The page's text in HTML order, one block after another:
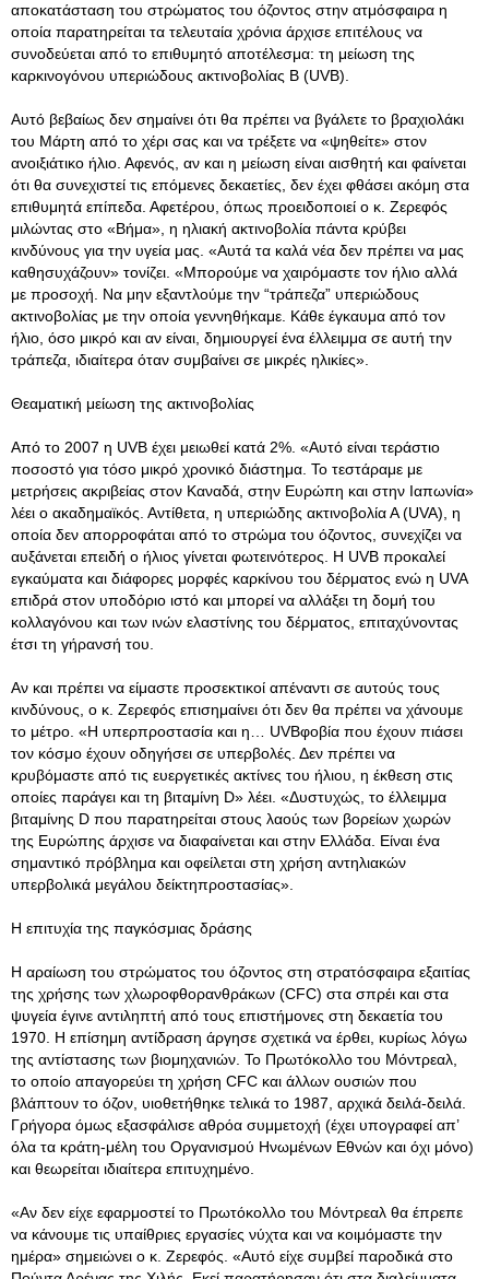
αποκατάσταση του στρώματος του όζοντος στην ατμόσφαιρα η
οποία παρατηρείται τα τελευταία χρόνια άρχισε επιτέλους να
συνοδεύεται από το επιθυμητό αποτέλεσμα: τη μείωση της
καρκινογόνου υπεριώδους ακτινοβολίας Β (UVB).
Αυτό βεβαίως δεν σημαίνει ότι θα πρέπει να βγάλετε το βραχιολάκι
του Μάρτη από το χέρι σας και να τρέξετε να «ψηθείτε» στον
ανοιξιάτικο ήλιο. Αφενός, αν και η μείωση είναι αισθητή και φαίνεται
ότι θα συνεχιστεί τις επόμενες δεκαετίες, δεν έχει φθάσει ακόμη στα
επιθυμητά επίπεδα. Αφετέρου, όπως προειδοποιεί ο κ. Ζερεφός
μιλώντας στο «Βήμα», η ηλιακή ακτινοβολία πάντα κρύβει
κινδύνους για την υγεία μας. «Αυτά τα καλά νέα δεν πρέπει να μας
καθησυχάζουν» τονίζει. «Μπορούμε να χαιρόμαστε τον ήλιο αλλά
με προσοχή. Να μην εξαντλούμε την “τράπεζα” υπεριώδους
ακτινοβολίας με την οποία γεννηθήκαμε. Κάθε έγκαυμα από τον
ήλιο, όσο μικρό και αν είναι, δημιουργεί ένα έλλειμμα σε αυτή την
τράπεζα, ιδιαίτερα όταν συμβαίνει σε μικρές ηλικίες».
Θεαματική μείωση της ακτινοβολίας
Από το 2007 η UVB έχει μειωθεί κατά 2%. «Αυτό είναι τεράστιο
ποσοστό για τόσο μικρό χρονικό διάστημα. Το τεστάραμε με
μετρήσεις ακριβείας στον Καναδά, στην Ευρώπη και στην Ιαπωνία»
λέει ο ακαδημαϊκός. Αντίθετα, η υπεριώδης ακτινοβολία Α (UVA), η
οποία δεν απορροφάται από το στρώμα του όζοντος, συνεχίζει να
αυξάνεται επειδή ο ήλιος γίνεται φωτεινότερος. Η UVB προκαλεί
εγκαύματα και διάφορες μορφές καρκίνου του δέρματος ενώ η UVA
επιδρά στον υποδόριο ιστό και μπορεί να αλλάξει τη δομή του
κολλαγόνου και των ινών ελαστίνης του δέρματος, επιταχύνοντας
έτσι τη γήρανσή του.
Αν και πρέπει να είμαστε προσεκτικοί απέναντι σε αυτούς τους
κινδύνους, ο κ. Ζερεφός επισημαίνει ότι δεν θα πρέπει να χάνουμε
το μέτρο. «Η υπερπροστασία και η… UVBφοβία που έχουν πιάσει
τον κόσμο έχουν οδηγήσει σε υπερβολές. Δεν πρέπει να
κρυβόμαστε από τις ευεργετικές ακτίνες του ήλιου, η έκθεση στις
οποίες παράγει και τη βιταμίνη D» λέει. «Δυστυχώς, το έλλειμμα
βιταμίνης D που παρατηρείται στους λαούς των βορείων χωρών
της Ευρώπης άρχισε να διαφαίνεται και στην Ελλάδα. Είναι ένα
σημαντικό πρόβλημα και οφείλεται στη χρήση αντηλιακών
υπερβολικά μεγάλου δείκτηπροστασίας».
Η επιτυχία της παγκόσμιας δράσης
Η αραίωση του στρώματος του όζοντος στη στρατόσφαιρα εξαιτίας
της χρήσης των χλωροφθορανθράκων (CFC) στα σπρέι και στα
ψυγεία έγινε αντιληπτή από τους επιστήμονες στη δεκαετία του
1970. Η επίσημη αντίδραση άργησε σχετικά να έρθει, κυρίως λόγω
της αντίστασης των βιομηχανιών. Το Πρωτόκολλο του Μόντρεαλ,
το οποίο απαγορεύει τη χρήση CFC και άλλων ουσιών που
βλάπτουν το όζον, υιοθετήθηκε τελικά το 1987, αρχικά δειλά-δειλά.
Γρήγορα όμως εξασφάλισε αθρόα συμμετοχή (έχει υπογραφεί απ’
όλα τα κράτη-μέλη του Οργανισμού Ηνωμένων Εθνών και όχι μόνο)
και θεωρείται ιδιαίτερα επιτυχημένο.
«Αν δεν είχε εφαρμοστεί το Πρωτόκολλο του Μόντρεαλ θα έπρεπε
να κάνουμε τις υπαίθριες εργασίες νύχτα και να κοιμόμαστε την
ημέρα» σημειώνει ο κ. Ζερεφός. «Αυτό είχε συμβεί παροδικά στο